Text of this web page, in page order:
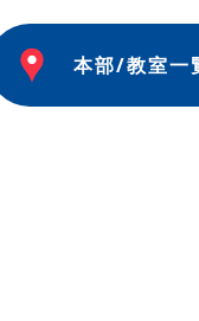
本部/教室一